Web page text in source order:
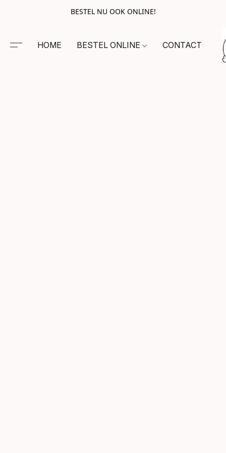
BESTEL NU OOK ONLINE!
HOME BESTEL ONLINE CONTACT